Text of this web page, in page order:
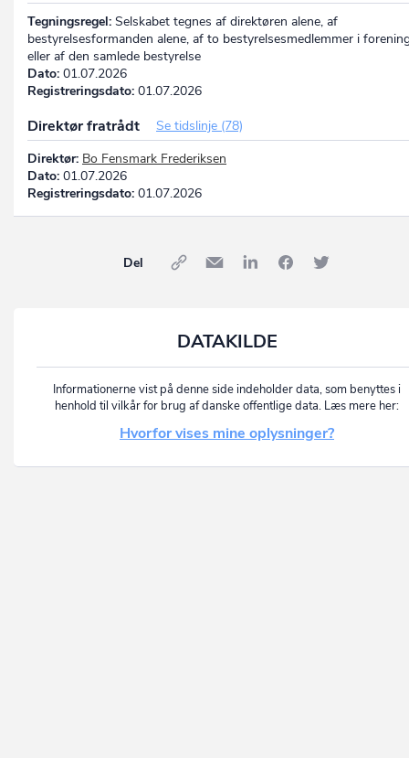
Tegningsregel: Selskabet tegnes af direktøren alene, af
bestyrelsesformanden alene, af to bestyrelsesmedlemmer i
eller af den samlede bestyrelse
Dato: 01.07.2026
Registreringsdato: 01.07.2026
Direktør fratrådt
Se tidslinje (78)
Direktør: Bo Fensmark Frederiksen
Dato: 01.07.2026
Registreringsdato: 01.07.2026
Del
DATAKILDE
Informationerne vist på denne side indeholder data, som benyttes i
henhold til vilkår for brug af danske offentlige data. Læs mere her:
Hvorfor vises mine oplysninger?